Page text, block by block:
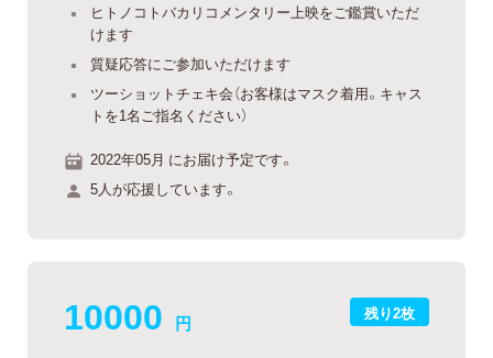
ヒトノコトバカリコメンタリー上映をご鑑賞いただ
けます
質疑応答にご参加いただけます
ツーショットチェキ会（お客様はマスク着用。キャス
トを1名ご指名ください）
2022年05月 にお届け予定です。
5人が応援しています。
残り2枚
10000 円